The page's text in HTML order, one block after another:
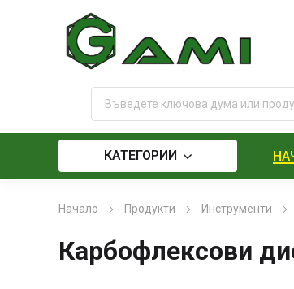
КАТЕГОРИИ
Начало Продукти Инструменти
Карбофлексови